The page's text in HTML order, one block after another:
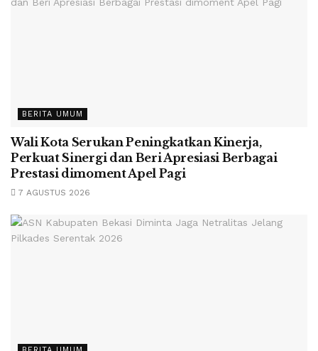
BERITA UMUM
Wali Kota Serukan Peningkatkan Kinerja,
Perkuat Sinergi dan Beri Apresiasi Berbagai
Prestasi dimoment Apel Pagi
7 AGUSTUS 2026